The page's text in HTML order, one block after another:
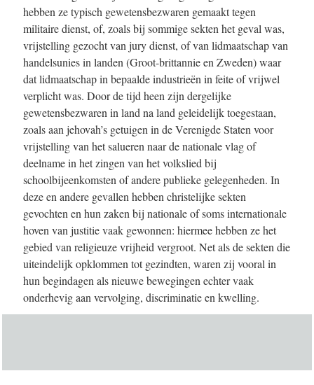
hebben ze typisch gewetensbezwaren gemaakt tegen
militaire dienst, of, zoals bij sommige sekten het geval was,
vrijstelling gezocht van jury dienst, of van lidmaatschap van
handelsunies in landen (Groot-brittannie en Zweden) waar
dat lidmaatschap in bepaalde industrieën in feite of vrijwel
verplicht was. Door de tijd heen zijn dergelijke
gewetensbezwaren in land na land geleidelijk toegestaan,
zoals aan jehovah’s getuigen in de Verenigde Staten voor
vrijstelling van het salueren naar de nationale vlag of
deelname in het zingen van het volkslied bij
schoolbijeenkomsten of andere publieke gelegenheden. In
deze en andere gevallen hebben christelijke sekten
gevochten en hun zaken bij nationale of soms internationale
hoven van justitie vaak gewonnen: hiermee hebben ze het
gebied van religieuze vrijheid vergroot. Net als de sekten die
uiteindelijk opklommen tot gezindten, waren zij vooral in
hun begindagen als nieuwe bewegingen echter vaak
onderhevig aan vervolging, discriminatie en kwelling.